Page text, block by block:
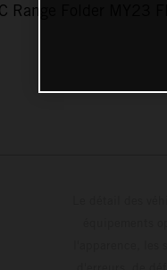
Folder MY23 FR